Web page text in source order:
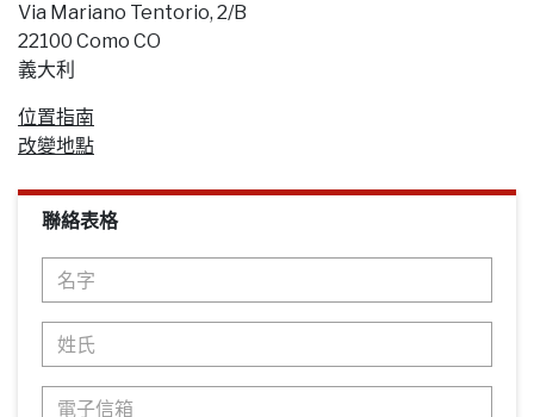
Via Mariano Tentorio, 2/B
22100 Como CO
義大利
位置指南
改變地點
聯絡表格